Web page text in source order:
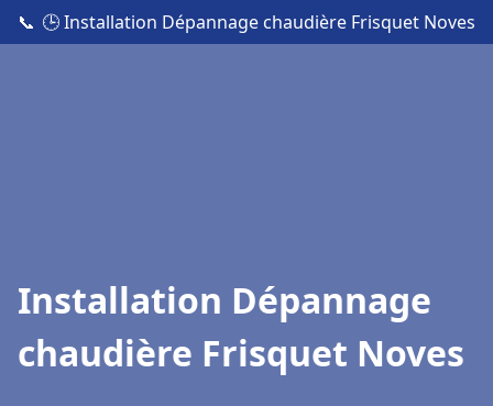
📞 🕒 Installation Dépannage chaudière Frisquet Noves
Installation Dépannage
chaudière Frisquet Noves